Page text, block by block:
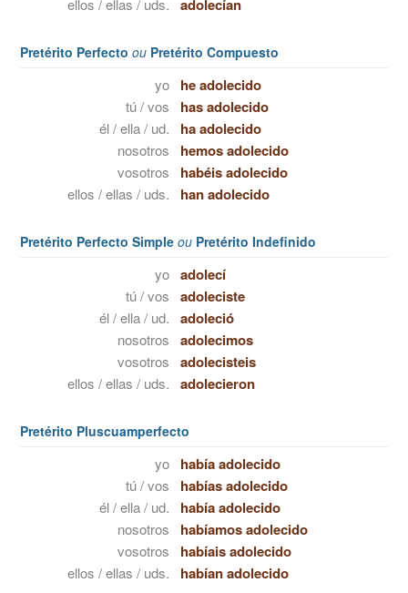
ellos / ellas / uds. adolecían
Pretérito Perfecto ou Pretérito Compuesto
yo he adolecido
tú / vos has adolecido
él / ella / ud. ha adolecido
nosotros hemos adolecido
vosotros habéis adolecido
ellos / ellas / uds. han adolecido
Pretérito Perfecto Simple ou Pretérito Indefinido
yo adolecí
tú / vos adoleciste
él / ella / ud. adoleció
nosotros adolecimos
vosotros adolecisteis
ellos / ellas / uds. adolecieron
Pretérito Pluscuamperfecto
yo había adolecido
tú / vos habías adolecido
él / ella / ud. había adolecido
nosotros habíamos adolecido
vosotros habíais adolecido
ellos / ellas / uds. habían adolecido